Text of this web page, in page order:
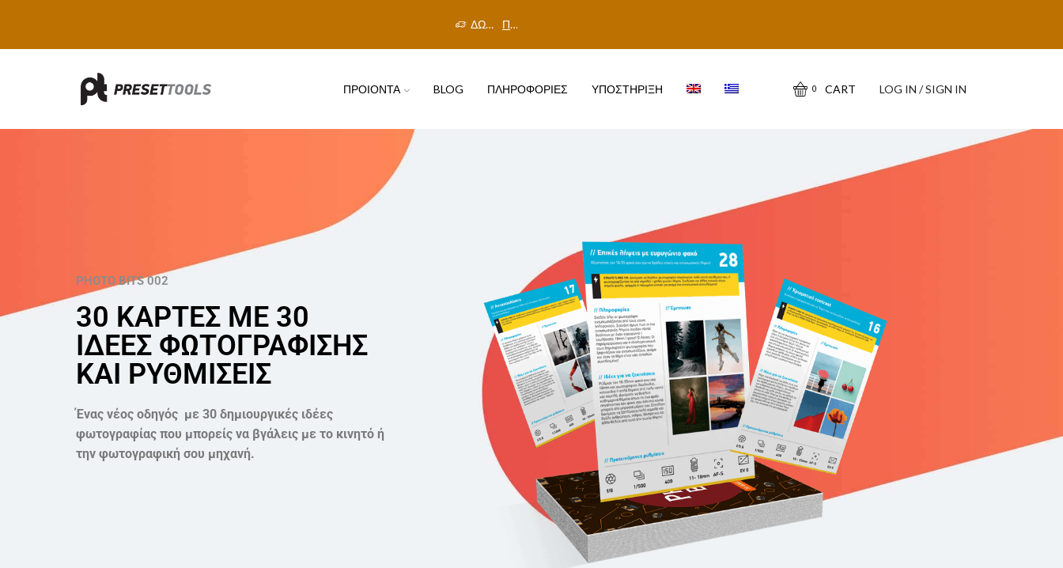
ΔΩΡΕΑΝ ΜΕΤΑΦΟΡΙΚΑ ΣΤΗΝ ΕΛΛΑΔΑ Πρόλαβε την προσφορά!
ΠΡΟΙΟΝΤΑ BLOG ΠΛΗΡΟΦΟΡΙΕΣ ΥΠΟΣΤΗΡΙΞΗ 0 CART LOG IN / SIGN IN
PHOTO BITS 002
30 ΚΑΡΤΕΣ ΜΕ 30
ΙΔΕΕΣ ΦΩΤΟΓΡΑΦΙΣΗΣ
KAI ΡΥΘΜΙΣΕΙΣ
Ένας νέος οδηγός με 30 δημιουργικές ιδέες
φωτογραφίας που μπορείς να βγάλεις με το κινητό ή
την φωτογραφική σου μηχανή.